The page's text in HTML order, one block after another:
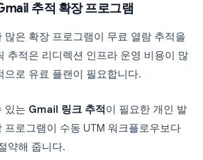
추적 확장 프로그램
많은 확장 프로그램이 무료 열람 추적을
추적은 리디렉션 인프라 운영 비용이 많
으로 유료 플랜이 필요합니다.
있는 Gmail 링크 추적이 필요한 개인 발
프로그램이 수동 UTM 워크플로우보다
약해 줍니다.